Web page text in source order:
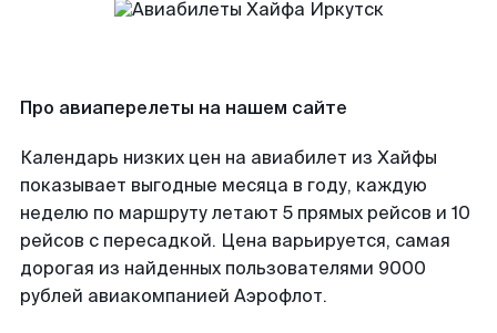
Про авиаперелеты на нашем сайте
Календарь низких цен на авиабилет из Хайфы
показывает выгодные месяца в году, каждую
неделю по маршруту летают 5 прямых рейсов и 10
рейсов с пересадкой. Цена варьируется, самая
дорогая из найденных пользователями 9000
рублей авиакомпанией Аэрофлот.